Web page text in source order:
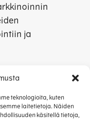
teknologioita, kuten
laitetietoja. Näiden
käsitellä tietoja,
ja
mm. B2B-
asiakkaiden
ja